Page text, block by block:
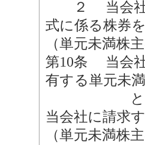
２ 当会社は
式に係る株券
（単元未満株
第10条 当会
有する単元未
となる数
当会社に請求
（単元未満株